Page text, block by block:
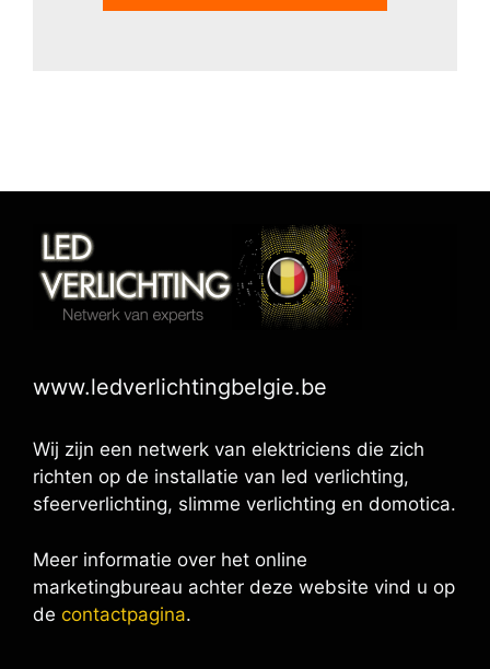
www.ledverlichtingbelgie.be
Wij zijn een netwerk van elektriciens die zich
richten op de installatie van led verlichting,
sfeerverlichting, slimme verlichting en domotica.
Meer informatie over het online
marketingbureau achter deze website vind u op
de contactpagina.